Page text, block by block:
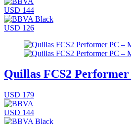
USD 144
USD 126
Quillas FCS2
USD 179
USD 144